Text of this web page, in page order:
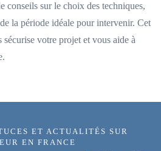
conseils sur le choix des techniques,
la période idéale pour intervenir. Cet
sécurise votre projet et vous aide à
ET ACTUALITÉS SUR
EN FRANCE